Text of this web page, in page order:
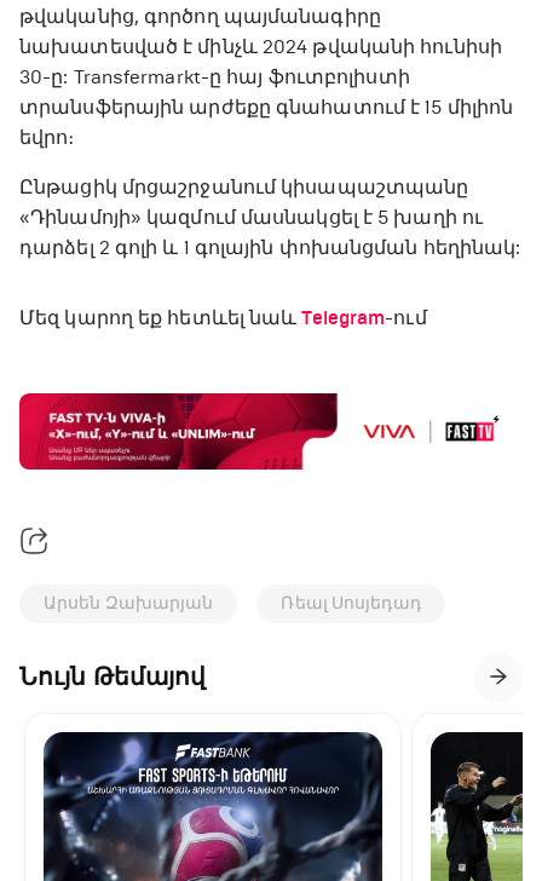
թվականից, գործող պայմանագիրը
նախատեսված է մինչև 2024 թվականի հունիսի
30-ը: Transfermarkt-ը հայ ֆուտբոլիստի
տրանսֆերային արժեքը գնահատում է 15 միլիոն
եվրո։
Ընթացիկ մրցաշրջանում կիսապաշտպանը
«Դինամոյի» կազմում մասնակցել է 5 խաղի ու
դարձել 2 գոլի և 1 գոլային փոխանցման հեղինակ:
Մեզ կարող եք հետևել նաև Telegram-ում
Արսեն Զախարյան Ռեալ Սոսյեդադ
Նույն Թեմայով